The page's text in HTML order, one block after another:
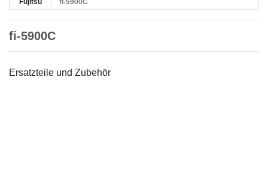
Fujitsu
fi-5900C
fi-5900C
Ersatzteile und Zubehör